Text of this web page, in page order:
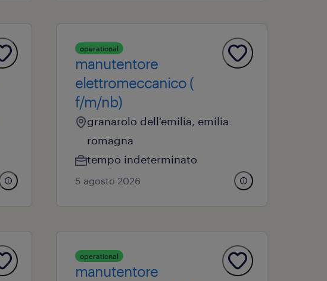
operational
manutentore
elettromeccanico (
f/m/nb)
granarolo dell'emilia, emilia-
romagna
tempo indeterminato
5 agosto 2026
operational
manutentore